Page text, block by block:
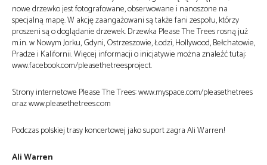
nowe drzewko jest fotografowane, obserwowane i nanoszone na
specjalną mapę. W akcję zaangażowani są także fani zespołu, którzy
proszeni są o doglądanie drzewek. Drzewka Please The Trees rosną już
m.in. w Nowym Jorku, Gdyni, Ostrzeszowie, Łodzi, Hollywood, Bełchatowie,
Pradze i Kalifornii. Więcej informacji o inicjatywie można znaleźć tutaj:
www.facebook.com/pleasethetreesproject.
Strony internetowe Please The Trees: www.myspace.com/pleasethetrees
oraz www.pleasethetrees.com
Podczas polskiej trasy koncertowej jako suport zagra Ali Warren!
Ali Warren